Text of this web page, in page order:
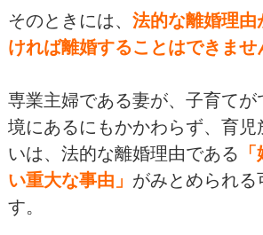
そのときには、法的な離婚理
ければ離婚することはできませ
専業主婦である妻が、子育てが
境にあるにもかかわらず、育児
いは、法的な離婚理由である
い重大な事由」 がみとめられる
す。